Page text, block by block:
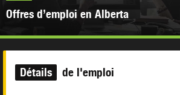
Offres d’emploi en Alberta
Détails de l'emploi